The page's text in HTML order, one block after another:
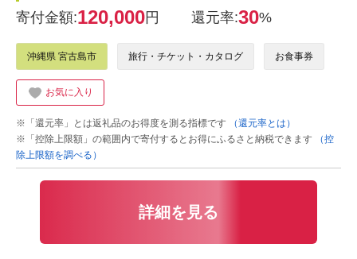
寄付金額:120,000円 還元率:30%
沖縄県 宮古島市 旅行・チケット・カタログ お食事券
お気に入り
※「還元率」とは返礼品のお得度を測る指標です
（還元率とは）
※「控除上限額」の範囲内で寄付するとお得にふるさと納税できます
（控
除上限額を調べる）
詳細を見る